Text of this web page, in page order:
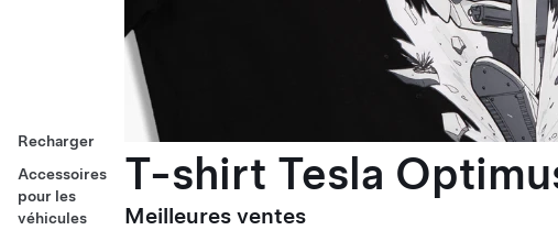
Recharger
Accessoires
pour les
véhicules
T-shirt Tesla
Meilleures ventes